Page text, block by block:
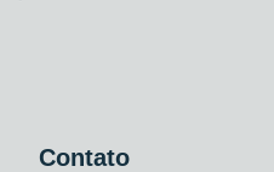
Contato